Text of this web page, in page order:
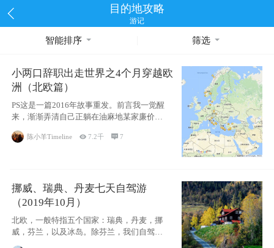
目的地攻略
游记
智能排序 筛选
小两口辞职出走世界之4个月穿越欧
洲（北欧篇）
PS这是一篇2016年故事重发。前言我一觉醒
来，渐渐弄清自己正躺在油麻地某家廉价宾
馆
陈小羊Timeline 7.2千 7
挪威、瑞典、丹麦七天自驾游
（2019年10月）
北欧，一般特指五个国家：瑞典，丹麦，挪
威，芬兰，以及冰岛。除芬兰，我们自驾游